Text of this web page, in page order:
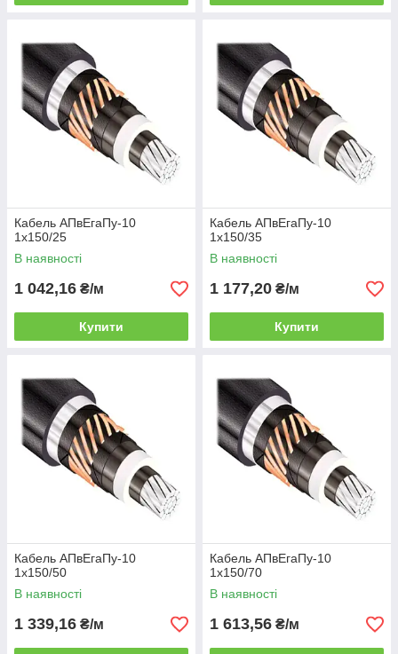
Кабель АПвЕгаПу-10
1х150/25
В наявності
1 042,16 ₴/м
Купити
Кабель АПвЕгаПу-10
1х150/35
В наявності
1 177,20 ₴/м
Купити
Кабель АПвЕгаПу-10
1х150/50
В наявності
1 339,16 ₴/м
Кабель АПвЕгаПу-10
1х150/70
В наявності
1 613,56 ₴/м